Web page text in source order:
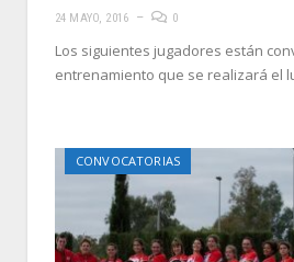
24 MAYO, 2016 0
Los siguientes jugadores están
entrenamiento que se realizará el
CONVOCATORIAS